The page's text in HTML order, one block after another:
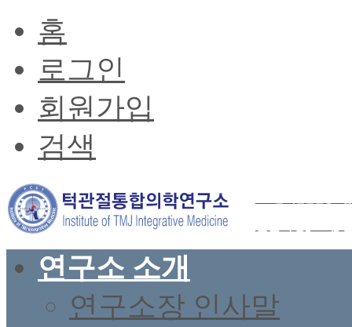
홈
로그인
회원가입
검색
연구소 소개
연구소장 인사말